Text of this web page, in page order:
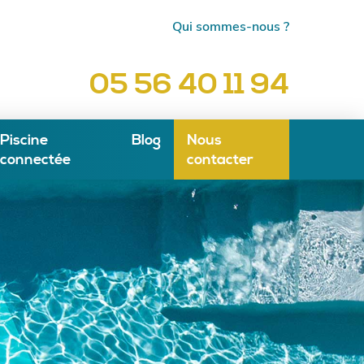
Qui sommes-nous ?
05 56 40 11 94
Piscine
connectée
Blog
Nous
contacter